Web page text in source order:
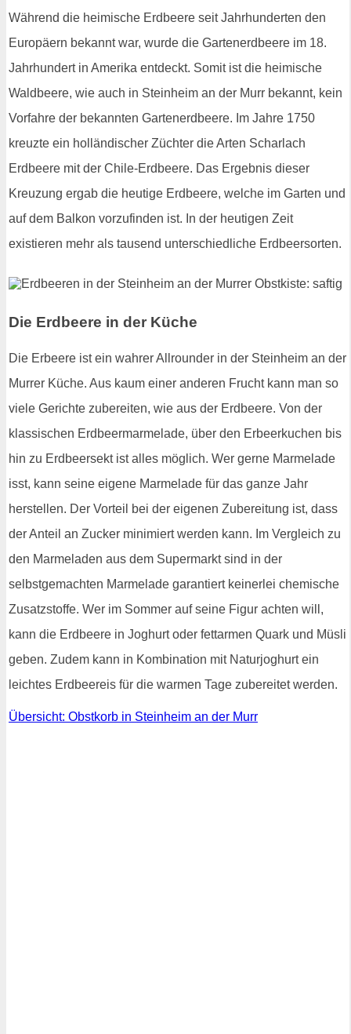
Während die heimische Erdbeere seit Jahrhunderten den
Europäern bekannt war, wurde die Gartenerdbeere im 18.
Jahrhundert in Amerika entdeckt. Somit ist die heimische
Waldbeere, wie auch in Steinheim an der Murr bekannt, kein
Vorfahre der bekannten Gartenerdbeere. Im Jahre 1750
kreuzte ein holländischer Züchter die Arten Scharlach
Erdbeere mit der Chile-Erdbeere. Das Ergebnis dieser
Kreuzung ergab die heutige Erdbeere, welche im Garten und
auf dem Balkon vorzufinden ist. In der heutigen Zeit
existieren mehr als tausend unterschiedliche Erdbeersorten.
Die Erdbeere in der Küche
Die Erbeere ist ein wahrer Allrounder in der Steinheim an der
Murrer Küche. Aus kaum einer anderen Frucht kann man so
viele Gerichte zubereiten, wie aus der Erdbeere. Von der
klassischen Erdbeermarmelade, über den Erbeerkuchen bis
hin zu Erdbeersekt ist alles möglich. Wer gerne Marmelade
isst, kann seine eigene Marmelade für das ganze Jahr
herstellen. Der Vorteil bei der eigenen Zubereitung ist, dass
der Anteil an Zucker minimiert werden kann. Im Vergleich zu
den Marmeladen aus dem Supermarkt sind in der
selbstgemachten Marmelade garantiert keinerlei chemische
Zusatzstoffe. Wer im Sommer auf seine Figur achten will,
kann die Erdbeere in Joghurt oder fettarmen Quark und Müsli
geben. Zudem kann in Kombination mit Naturjoghurt ein
leichtes Erdbeereis für die warmen Tage zubereitet werden.
Übersicht: Obstkorb in Steinheim an der Murr